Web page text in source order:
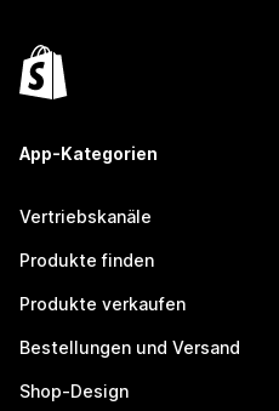
App-Kategorien
Vertriebskanäle
Produkte finden
Produkte verkaufen
Bestellungen und Versand
Shop-Design